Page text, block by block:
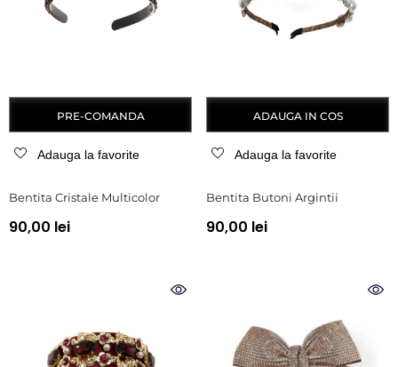
PRE-COMANDA
Adauga la favorite
Bentita Cristale Multicolor
90,00 lei
ADAUGA IN COS
Adauga la favorite
Bentita Butoni Argintii
90,00 lei